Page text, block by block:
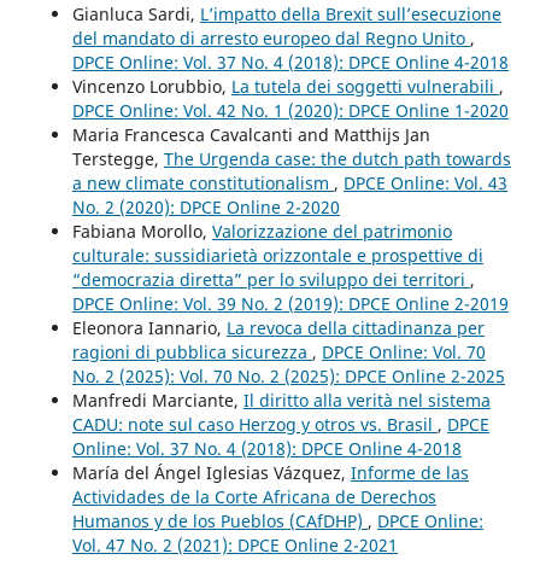
Gianluca Sardi, L’impatto della Brexit sull’esecuzione
del mandato di arresto europeo dal Regno Unito ,
DPCE Online: Vol. 37 No. 4 (2018): DPCE Online 4-2018
Vincenzo Lorubbio, La tutela dei soggetti vulnerabili ,
DPCE Online: Vol. 42 No. 1 (2020): DPCE Online 1-2020
Maria Francesca Cavalcanti and Matthijs Jan
Terstegge, The Urgenda case: the dutch path towards
a new climate constitutionalism , DPCE Online: Vol. 43
No. 2 (2020): DPCE Online 2-2020
Fabiana Morollo, Valorizzazione del patrimonio
culturale: sussidiarietà orizzontale e prospettive di
“democrazia diretta” per lo sviluppo dei territori ,
DPCE Online: Vol. 39 No. 2 (2019): DPCE Online 2-2019
Eleonora Iannario, La revoca della cittadinanza per
ragioni di pubblica sicurezza , DPCE Online: Vol. 70
No. 2 (2025): Vol. 70 No. 2 (2025): DPCE Online 2-2025
Manfredi Marciante, Il diritto alla verità nel sistema
CADU: note sul caso Herzog y otros vs. Brasil , DPCE
Online: Vol. 37 No. 4 (2018): DPCE Online 4-2018
María del Ángel Iglesias Vázquez, Informe de las
Actividades de la Corte Africana de Derechos
Humanos y de los Pueblos (CAfDHP) , DPCE Online:
Vol. 47 No. 2 (2021): DPCE Online 2-2021